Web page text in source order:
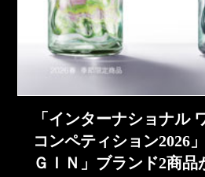
「インターナショナル
コンペティション2026
ＧＩＮ」ブランド2商品